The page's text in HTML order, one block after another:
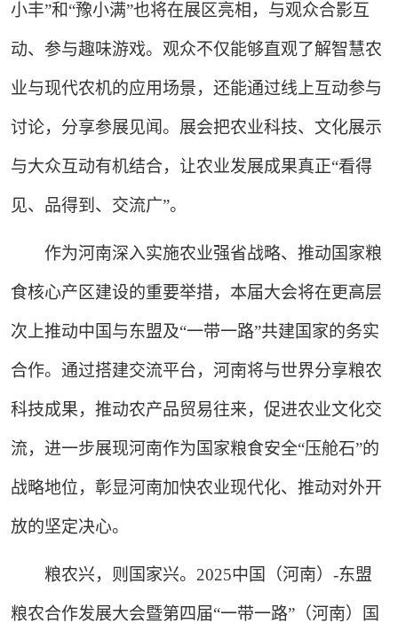
小丰”和“豫小满”也将在展区亮相，与观众合影互
动、参与趣味游戏。观众不仅能够直观了解智慧农
业与现代农机的应用场景，还能通过线上互动参与
讨论，分享参展见闻。展会把农业科技、文化展示
与大众互动有机结合，让农业发展成果真正“看得
见、品得到、交流广”。
作为河南深入实施农业强省战略、推动国家粮
食核心产区建设的重要举措，本届大会将在更高层
次上推动中国与东盟及“一带一路”共建国家的务实
合作。通过搭建交流平台，河南将与世界分享粮农
科技成果，推动农产品贸易往来，促进农业文化交
流，进一步展现河南作为国家粮食安全“压舱石”的
战略地位，彰显河南加快农业现代化、推动对外开
放的坚定决心。
粮农兴，则国家兴。2025中国（河南）-东盟
粮农合作发展大会暨第四届“一带一路”（河南）国